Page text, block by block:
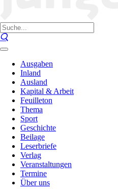
Ausgaben
Inland
Ausland
Kapital & Arbeit
Feuilleton
Thema
Sport
Geschichte
Beilage
Leserbriefe
Verlag
Veranstaltungen
Termine
Über uns